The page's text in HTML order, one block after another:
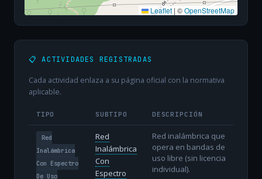
Leaflet | ©OpenStreetMap
📋 ACTIVIDADES REGISTRADAS
Cada actividad enlaza a su página oficial con la normativa
aplicable.
TIPO SUBTIPO DESCRIPCIÓN
Red
Inalámbrica
Con Espectro
De Uso
Red
Inalámbrica
Con
Espectro
Red inalámbrica que
opera en bandas de
uso libre (sin licencia
individual).